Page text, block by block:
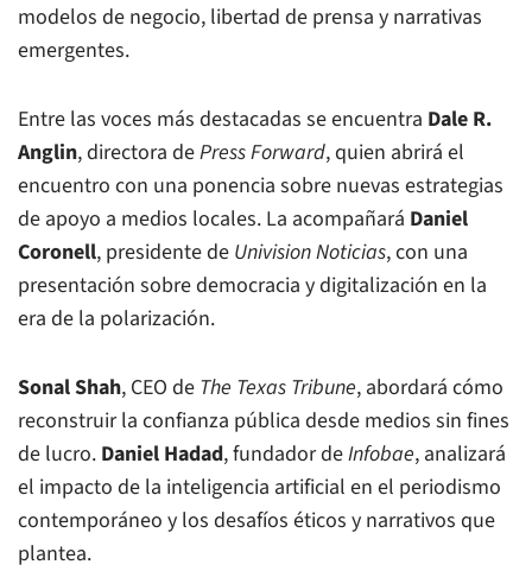
modelos de negocio, libertad de prensa y narrativas
emergentes.
Entre las voces más destacadas se encuentra Dale R.
Anglin, directora dePress Forward, quien abrirá el
encuentro con una ponencia sobre nuevas estrategias
de apoyo a medios locales. La acompañará Daniel
Coronell, presidente de Univision Noticias, con una
presentación sobre democracia y digitalización en la
era de la polarización.
Sonal Shah, CEO de The Texas Tribune, abordará cómo
reconstruir la confianza pública desde medios sin fines
de lucro. Daniel Hadad, fundador deInfobae, analizará
el impacto de la inteligencia artificial en el periodismo
contemporáneo y los desafíos éticos y narrativos que
plantea.